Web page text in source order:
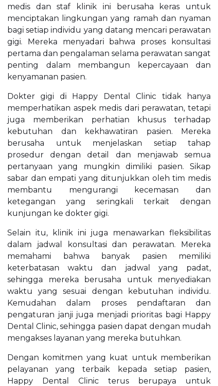
medis dan staf klinik ini berusaha keras untuk
menciptakan lingkungan yang ramah dan nyaman
bagi setiap individu yang datang mencari perawatan
gigi. Mereka menyadari bahwa proses konsultasi
pertama dan pengalaman selama perawatan sangat
penting dalam membangun kepercayaan dan
kenyamanan pasien.
Dokter gigi di Happy Dental Clinic tidak hanya
memperhatikan aspek medis dari perawatan, tetapi
juga memberikan perhatian khusus terhadap
kebutuhan dan kekhawatiran pasien. Mereka
berusaha untuk menjelaskan setiap tahap
prosedur dengan detail dan menjawab semua
pertanyaan yang mungkin dimiliki pasien. Sikap
sabar dan empati yang ditunjukkan oleh tim medis
membantu mengurangi kecemasan dan
ketegangan yang seringkali terkait dengan
kunjungan ke dokter gigi.
Selain itu, klinik ini juga menawarkan fleksibilitas
dalam jadwal konsultasi dan perawatan. Mereka
memahami bahwa banyak pasien memiliki
keterbatasan waktu dan jadwal yang padat,
sehingga mereka berusaha untuk menyediakan
waktu yang sesuai dengan kebutuhan individu.
Kemudahan dalam proses pendaftaran dan
pengaturan janji juga menjadi prioritas bagi Happy
Dental Clinic, sehingga pasien dapat dengan mudah
mengakses layanan yang mereka butuhkan.
Dengan komitmen yang kuat untuk memberikan
pelayanan yang terbaik kepada setiap pasien,
Happy Dental Clinic terus berupaya untuk